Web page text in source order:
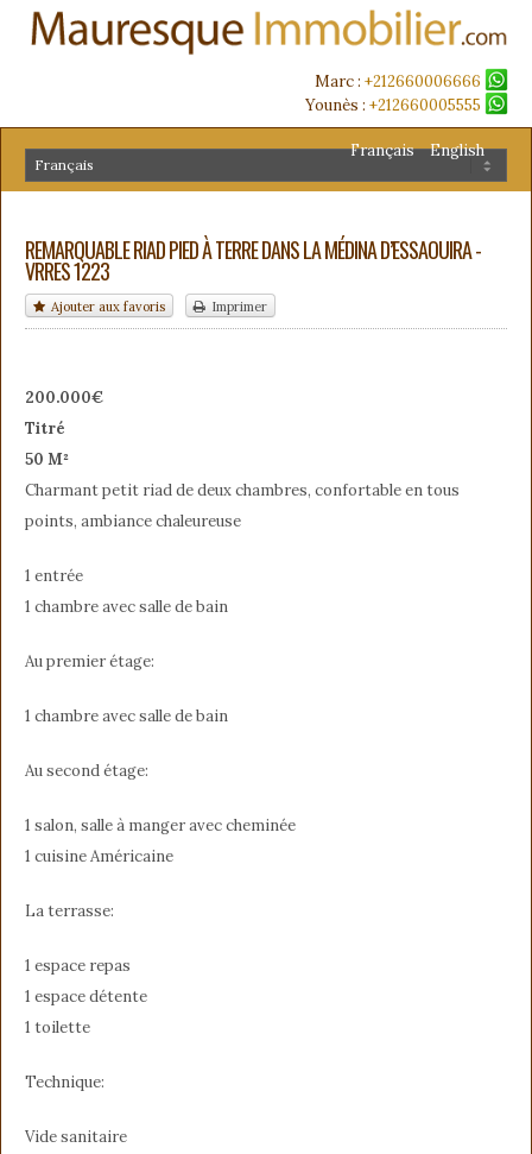
Marc : +212660006666
Younès : +212660005555
Français English
REMARQUABLE RIAD PIED À TERRE DANS LA MÉDINA D’ESSAOUIRA -
VRRES 1223
Ajouter aux favoris Imprimer
200.000€
Titré
50 M²
Charmant petit riad de deux chambres, confortable en tous
points, ambiance chaleureuse
1 entrée
1 chambre avec salle de bain
Au premier étage:
1 chambre avec salle de bain
Au second étage:
1 salon, salle à manger avec cheminée
1 cuisine Américaine
La terrasse:
1 espace repas
1 espace détente
1 toilette
Technique:
Vide sanitaire